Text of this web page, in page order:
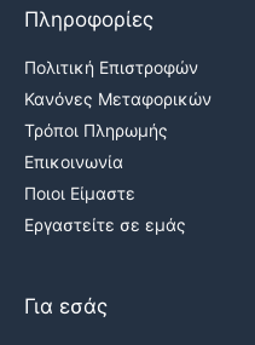
Πληροφορίες
Πολιτική Επιστροφών
Κανόνες Μεταφορικών
Τρόποι Πληρωμής
Επικοινωνία
Ποιοι Είμαστε
Εργαστείτε σε εμάς
Για εσάς